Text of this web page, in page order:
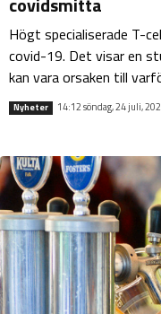
Högt specialiserade T-
covid-19. Det visar en
kan vara orsaken till
Nyheter 14:12 söndag, 24 juli,